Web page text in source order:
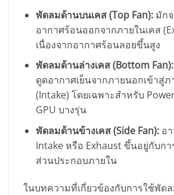
พัดลมด้านบนเคส (Top Fan):มักจ
อากาศร้อนออกจากภายในเคส
เนื่องจากอากาศร้อนลอยขึ้นสูง
พัดลมด้านล่างเคส (Bottom Fan):
ดูดอากาศเย็นจากภายนอกเข้าสู่ภ
(Intake) โดยเฉพาะสำหรับ
GPU บางรุ่น
พัดลมด้านข้างเคส (Side Fan):อา
Intake หรือ Exhaust ขึ้นอยู่กับก
ส่วนประกอบภายใน
ในบทความที่เกี่ยวข้องกับการใช้พัด